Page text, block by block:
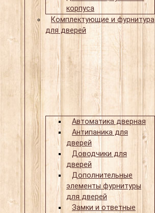
корпуса
Комплектующие и фурнитура
для дверей
Автоматика дверная
Антипаника для
дверей
Доводчики для
дверей
Дополнительные
элементы фурнитуры
для дверей
Замки и ответные